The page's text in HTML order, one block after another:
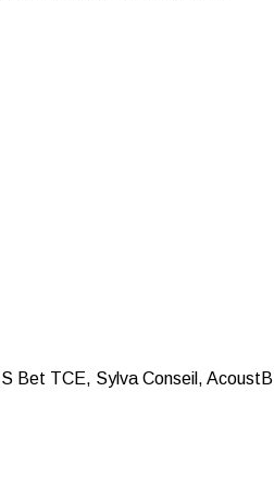
Bet TCE, Sylva Conseil, AcoustB